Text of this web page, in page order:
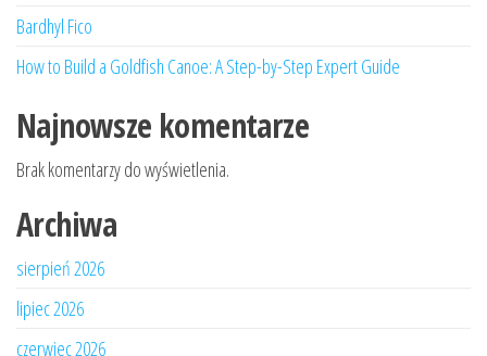
Bardhyl Fico
How to Build a Goldfish Canoe: A Step-by-Step Expert Guide
Najnowsze komentarze
Brak komentarzy do wyświetlenia.
Archiwa
sierpień 2026
lipiec 2026
czerwiec 2026